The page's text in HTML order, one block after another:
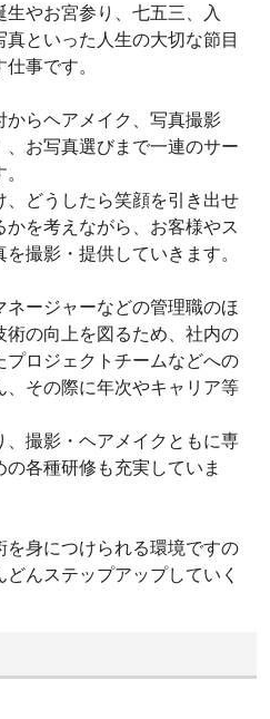
やお宮参り、七五三、入
といった人生の大切な節目
事です。
らヘアメイク、写真撮影
、お写真選びまで一連のサー
どうしたら笑顔を引き出せ
を考えながら、お客様やス
撮影・提供していきます。
ージャーなどの管理職のほ
の向上を図るため、社内の
ロジェクトチームなどへの
その際に年次やキャリア等
撮影・ヘアメイクともに専
各種研修も充実していま
身につけられる環境ですの
んステップアップしていく